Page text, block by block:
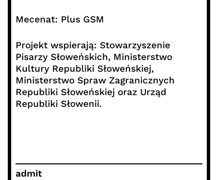
Mecenat: Plus GSM
Projekt wspierają: Stowarzyszenie
Pisarzy Słoweńskich, Ministerstwo
Kultury Republiki Słoweńskiej,
Ministerstwo Spraw Zagranicznych
Republiki Słoweńskiej oraz Urząd
Republiki Słowenii.
admit